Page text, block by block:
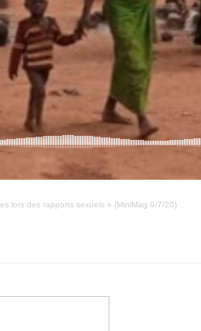
lors des rapports sexuels » (MiniMag 9/7/20)